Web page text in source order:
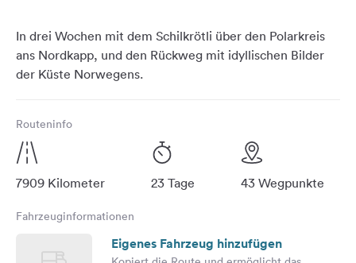
Folge
uns
auf
Instagram
In drei Wochen mit dem Schilkrötli über den Polarkreis
ans Nordkapp, und den Rückweg mit idyllischen Bilder
Routeninfo
7909 Kilometer 23 Tage 43 Wegpunkte
Fahrzeuginformationen
Eigenes Fahrzeug hinzufügen